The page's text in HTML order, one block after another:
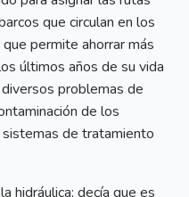
que circulan en los
permite ahorrar más
últimos años de su vida
problemas de
de los
de tratamiento
hidráulica; decía que es